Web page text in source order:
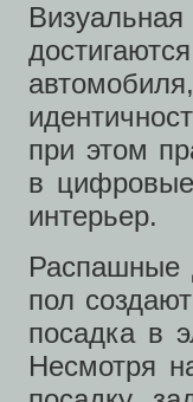
при этом
в цифровые
интерьер.
Распашные
пол
посадка в
Несмотря